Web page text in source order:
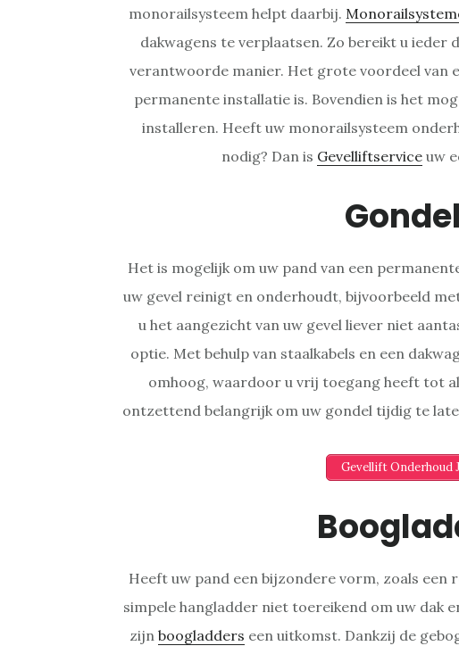
monorailsysteem helpt daarbij.
dakwagens te verplaatsen. Zo bereikt u ieder
verantwoorde manier. Het grote voordeel van
permanente installatie is. Bovendien is het
installeren. Heeft uw monorailsysteem
nodig? Dan is Gevelliftserviceuw
Het is mogelijk om uw pand van een
uw gevel reinigt en onderhoudt, bijvoorbeeld
u het aangezicht van uw gevel liever niet
optie. Met behulp van staalkabels en een
omhoog, waardoor u vrij toegang heeft tot
ontzettend belangrijk om uw gondel tijdig te
Gevellift Onderhoud
Heeft uw pand een bijzondere vorm, zoals een
simpele hangladder niet toereikend om uw dak
zijn boogladders een uitkomst. Dankzij de